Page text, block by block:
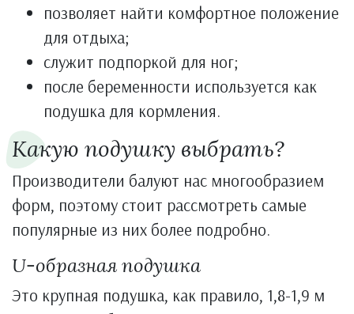
позволяет найти комфортное положение
для отдыха;
служит подпоркой для ног;
после беременности используется как
подушка для кормления.
Какую подушку выбрать?
Производители балуют нас многообразием
форм, поэтому стоит рассмотреть самые
популярные из них более подробно.
U-образная подушка
Это крупная подушка, как правило, 1,8-1,9 м